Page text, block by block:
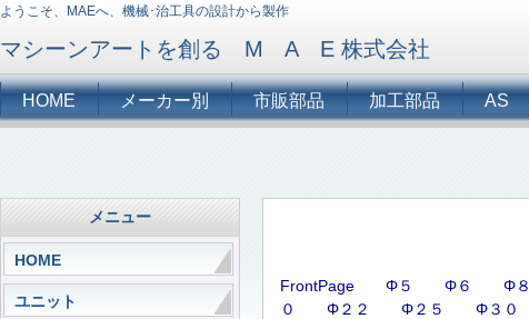
ようこそ、MAEへ、機械･治工具の設計から製作
マシーンアートを創る M A E 株式会社
HOME メーカー別 市販部品 加工部品 AS
FrontPage Φ５ Φ６ Φ８
０
Φ２２ Φ２５ Φ３０
メニュー
HOME
ユニット